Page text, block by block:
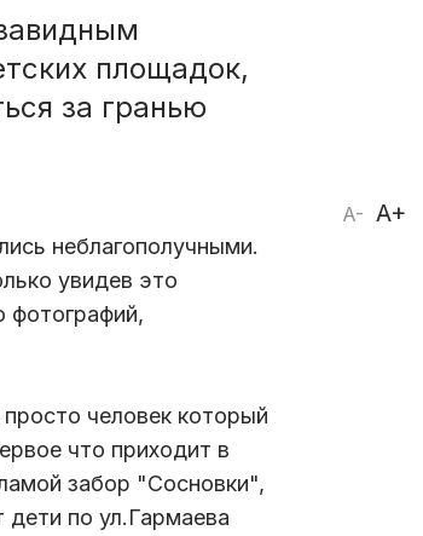
площадок,
за гранью
A- A+
неблагополучными.
увидев это
человек который
что приходит в
забор "Сосновки",
дети по ул.Гармаева